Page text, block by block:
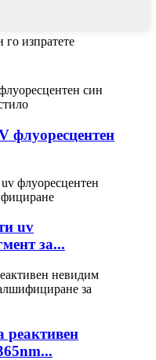
изпратете
флуоресцентен
uv
за...
реактивен